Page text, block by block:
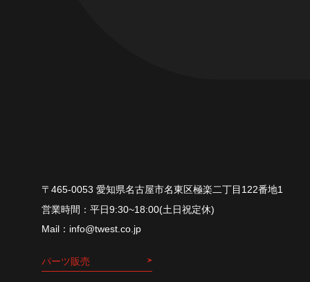
〒465-0053 愛知県名古屋市名東区極楽二丁目122番地1
平⽇9:30~18:00(⼟⽇祝定休)
info@twest.co.jp
パーツ販売